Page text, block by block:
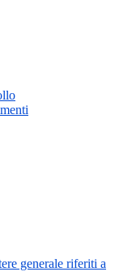
generale riferiti a